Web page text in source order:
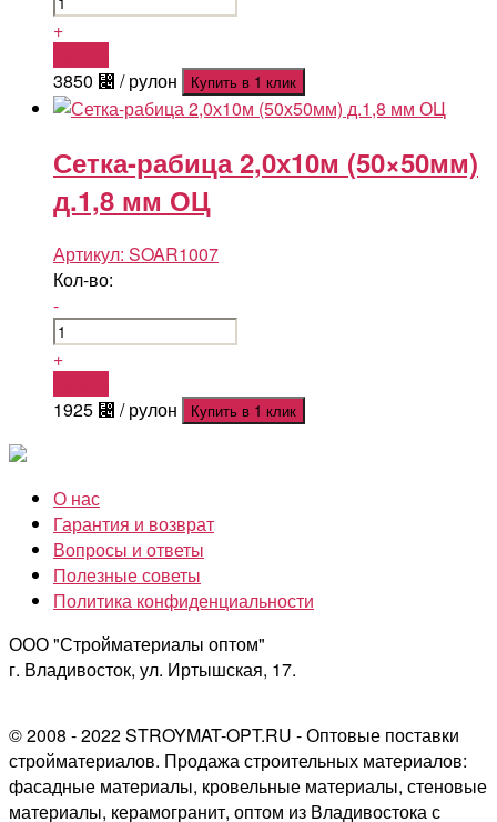
+
3850 ⃄ / рулон Купить в 1 клик
Сетка-рабица 2,0х10м (50×50мм)
д.1,8 мм ОЦ
Артикул: SOAR1007
Кол-во:
-
+
1925 ⃄ / рулон Купить в 1 клик
О нас
Гарантия и возврат
Вопросы и ответы
Полезные советы
Политика конфиденциальности
ООО "Стройматериалы оптом"
г. Владивосток, ул. Иртышская, 17.
© 2008 - 2022 STROYMAT-OPT.RU - Оптовые поставки
стройматериалов. Продажа строительных материалов:
фасадные материалы, кровельные материалы, стеновые
материалы, керамогранит, оптом из Владивостока с